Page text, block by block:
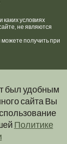
был удобным
сайта Вы
Политике
условиях
не являются
получить при